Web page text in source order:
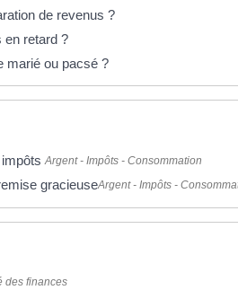
de revenus ?
en retard ?
marié ou pacsé ?
impôtsArgent - Impôts - Consommation
gracieuseArgent - Impôts -
des finances